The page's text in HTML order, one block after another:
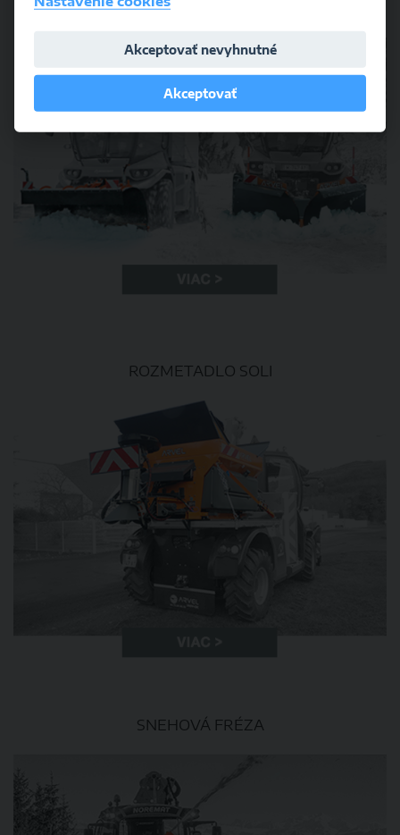
SNEHOVÁ RADLICA / LUK​​​​​​
ROZMETADLO SOLI
SNEHOVÁ FRÉZA
Akceptovať nevyhnutné
Akceptovať